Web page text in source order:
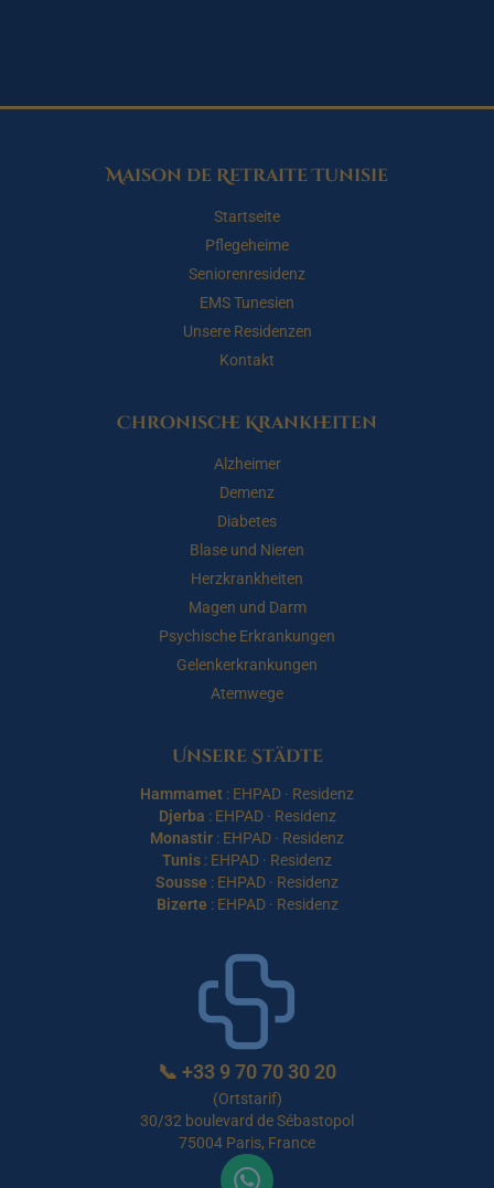
Maison de Retraite Tunisie
Startseite
Pflegeheime
Seniorenresidenz
EMS Tunesien
Unsere Residenzen
Kontakt
Chronische Krankheiten
Alzheimer
Demenz
Diabetes
Blase und Nieren
Herzkrankheiten
Magen und Darm
Psychische Erkrankungen
Gelenkerkrankungen
Atemwege
Unsere Städte
Hammamet : EHPAD · Residenz
Djerba : EHPAD· Residenz
Monastir : EHPAD · Residenz
Tunis : EHPAD · Residenz
Sousse : EHPAD · Residenz
Bizerte : EHPAD· Residenz
📞 +33 9 70 70 30 20
(Ortstarif)
30/32 boulevard de Sébastopol
75004 Paris, France